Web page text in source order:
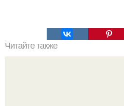
Читайте также